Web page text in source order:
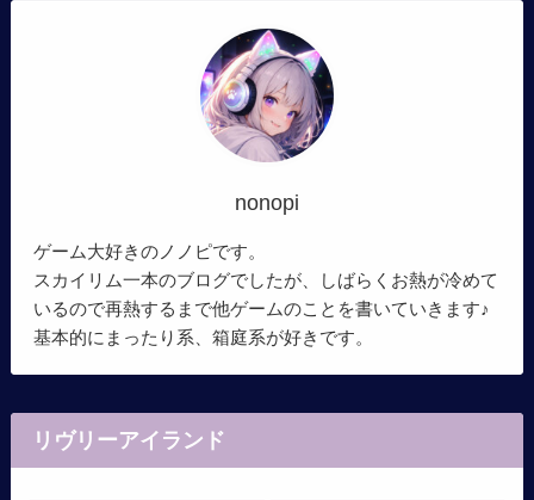
nonopi
ゲーム大好きのノノピです。
スカイリム一本のブログでしたが、しばらくお熱が冷めて
いるので再熱するまで他ゲームのことを書いていきます♪
基本的にまったり系、箱庭系が好きです。
リヴリーアイランド